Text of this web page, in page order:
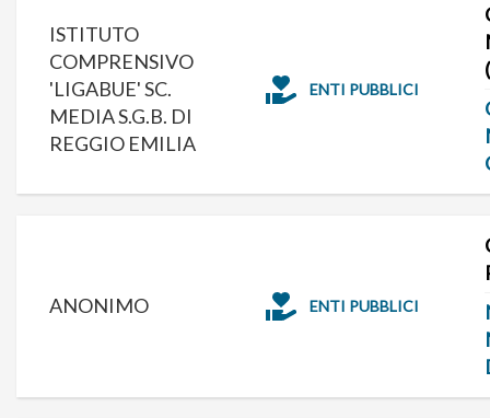
ISTITUTO
COMPRENSIVO
'LIGABUE' SC.
MEDIA S.G.B. DI
REGGIO EMILIA
ENTI PUBBLICI
ANONIMO ENTI PUBBLICI